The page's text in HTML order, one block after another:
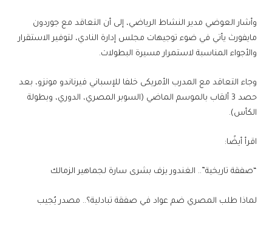
وأشار العوضي مدير النشاط الرياضي، إلى أن التعاقد مع جوردون
مايفورث يأتي في ضوء توجيهات مجلس إدارة النادي، لتوفير الاستقرار
والأجواء المناسبة لاستمرار مسيرة البطولات.
وجاء التعاقد مع المدرب الأمريكى خلفا للإسباني فيرناندو مونزو، بعد
حصد 3 ألقاب بالموسم الماضي (السوبر المصري، الدوري، وبطولة
الكأس).
اقرأ أيضًا:
“صفقة تاريخية”.. الغندور يزف بشرى سارة لجماهير الزمالك
لماذا طلب المصري ضم عواد في صفقة تبادلية؟.. مصدر يُجيب